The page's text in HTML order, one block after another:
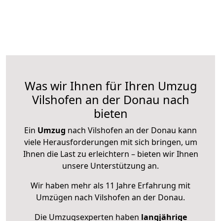
Was wir Ihnen für Ihren Umzug
Vilshofen an der Donau nach
bieten
Ein Umzug nach Vilshofen an der Donau kann
viele Herausforderungen mit sich bringen, um
Ihnen die Last zu erleichtern – bieten wir Ihnen
unsere Unterstützung an.
Wir haben mehr als 11 Jahre Erfahrung mit
Umzügen nach Vilshofen an der Donau.
Die Umzugsexperten haben langjährige